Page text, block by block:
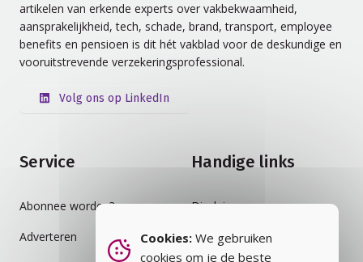
artikelen van erkende experts over vakbekwaamheid,
aansprakelijkheid, tech, schade, brand, transport, employee
benefits en pensioen is dit hét vakblad voor de deskundige en
vooruitstrevende verzekeringsprofessional.
Volg ons op LinkedIn
Service
Abonnee worden?
Adverteren
Handige links
Disclaimer
Auteursrecht
Cookies: We gebruiken
cookies om je de beste